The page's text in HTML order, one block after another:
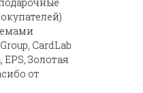
CardLab
Золотая
от